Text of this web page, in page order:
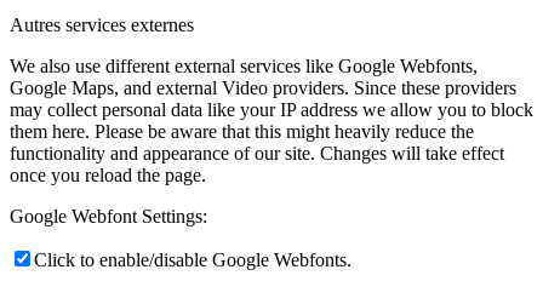
Autres services externes
We also use different external services like Google Webfonts,
Google Maps, and external Video providers. Since these providers
may collect personal data like your IP address we allow you to block
them here. Please be aware that this might heavily reduce the
functionality and appearance of our site. Changes will take effect
once you reload the page.
Google Webfont Settings:
Click to enable/disable Google Webfonts.